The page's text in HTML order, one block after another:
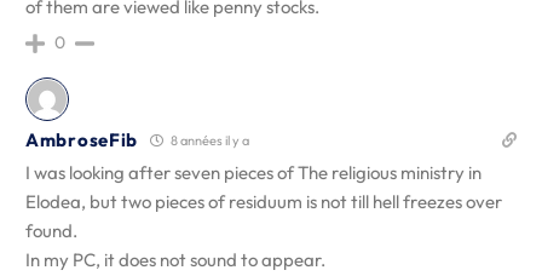
of them are viewed like penny stocks.
0
AmbroseFib 8 années il y a
I was looking after seven pieces of The religious ministry in
Elodea, but two pieces of residuum is not till hell freezes over
found.
In my PC, it does not sound to appear.